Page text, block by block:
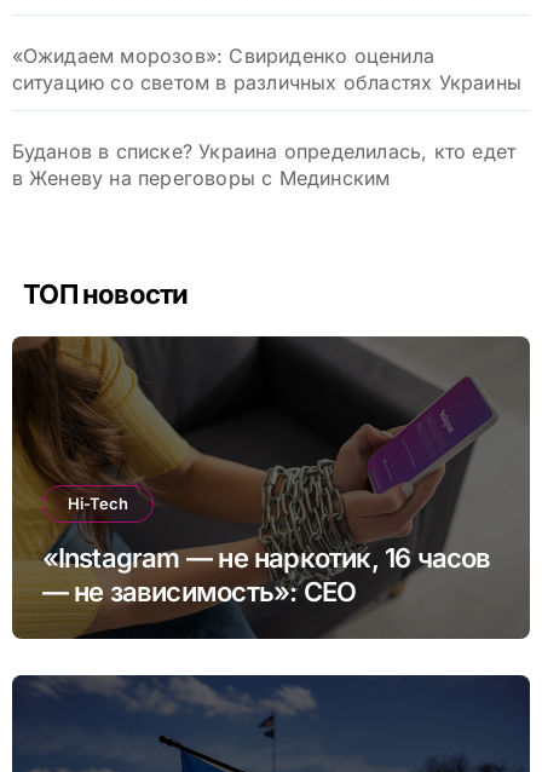
«Ожидаем морозов»: Свириденко оценила
ситуацию со светом в различных областях Украины
Буданов в списке? Украина определилась, кто едет
в Женеву на переговоры с Мединским
ТОП новости
Hi-Tech
«Instagram — не наркотик, 16 часов
— не зависимость»: CEO
платформы сделал заявление